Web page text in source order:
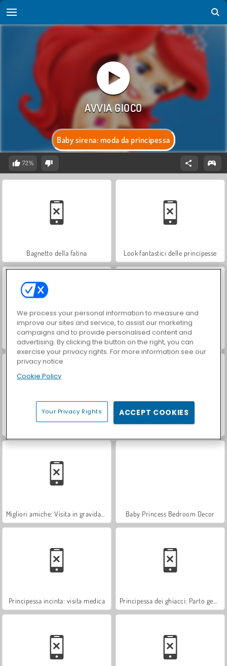
Baby sirena: moda da principessa
72%
Bagnetto della fatina Look fantastici delle principesse
Principessa Goldie: Pappa della bambina
Principesse in dolce attesa
Baby Princess Bedroom Decor
Principessa incinta: visita medica
We process your personal information to measure and
improve our sites and service, to assist our marketing
campaigns and to provide personalised content and
advertising. By clicking the button on the right, you can
exercise your privacy rights. For more information see our
privacy notice
Cookie Policy
Your Privacy Rights ACCEPT COOKIES